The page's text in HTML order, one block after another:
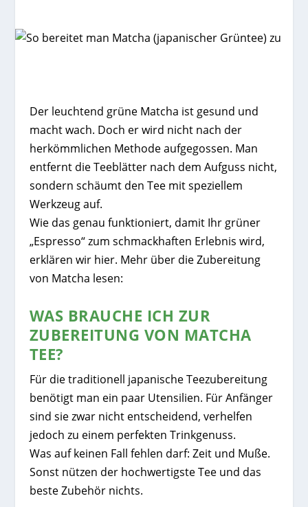
Der leuchtend grüne Matcha ist gesund und
macht wach. Doch er wird nicht nach der
herkömmlichen Methode aufgegossen. Man
entfernt die Teeblätter nach dem Aufguss nicht,
sondern schäumt den Tee mit speziellem
Werkzeug auf.
Wie das genau funktioniert, damit Ihr grüner
„Espresso“ zum schmackhaften Erlebnis wird,
erklären wir hier. Mehr über die Zubereitung
von Matcha lesen:
WAS BRAUCHE ICH ZUR
ZUBEREITUNG VON MATCHA
TEE?
Für die traditionell japanische Teezubereitung
benötigt man ein paar Utensilien. Für Anfänger
sind sie zwar nicht entscheidend, verhelfen
jedoch zu einem perfekten Trinkgenuss.
Was auf keinen Fall fehlen darf: Zeit und Muße.
Sonst nützen der hochwertigste Tee und das
beste Zubehör nichts.